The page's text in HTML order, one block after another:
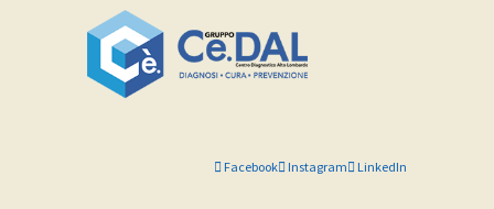
Facebook Instagram LinkedIn